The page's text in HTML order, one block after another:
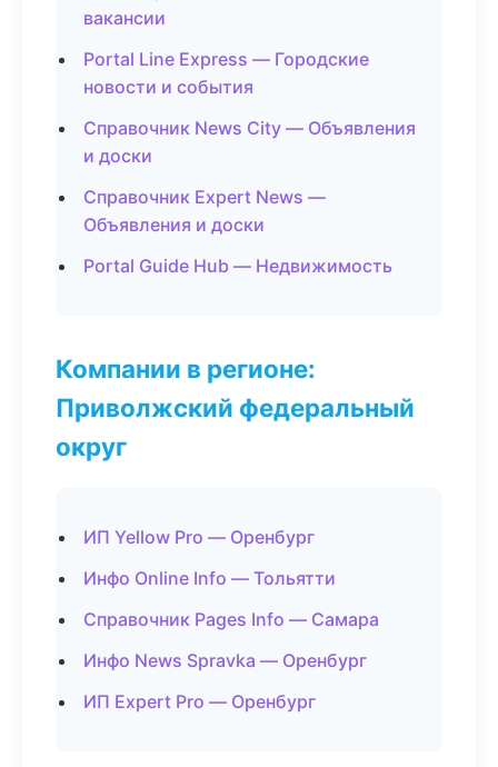
вакансии
Portal Line Express — Городские
новости и события
Справочник News City — Объявления
и доски
Справочник Expert News —
Объявления и доски
Portal Guide Hub — Недвижимость
Компании в регионе:
Приволжский федеральный
округ
ИП Yellow Pro — Оренбург
Инфо Online Info — Тольятти
Справочник Pages Info — Самара
Инфо News Spravka — Оренбург
ИП Expert Pro — Оренбург